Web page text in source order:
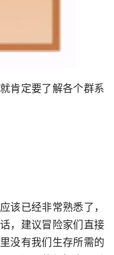
肯定要了解各个群系
该已经非常熟悉了，
，建议冒险家们直接
没有我们生存所需的